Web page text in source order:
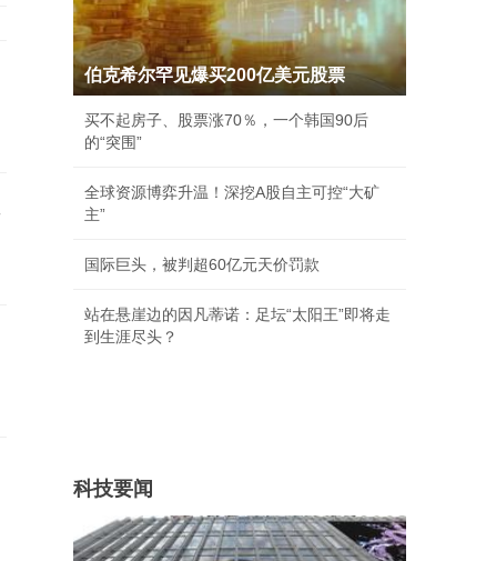
伯克希尔罕见爆买200亿美元股票
买不起房子、股票涨70％，一个韩国90后
的“突围”
全球资源博弈升温！深挖A股自主可控“大矿
主”
国际巨头，被判超60亿元天价罚款
站在悬崖边的因凡蒂诺：足坛“太阳王”即将走
到生涯尽头？
科技要闻